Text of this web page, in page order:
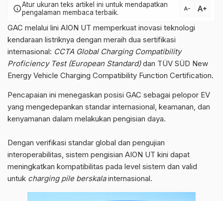
infoAtur ukuran teks artikel ini untuk mendapatkan
pengalaman membaca terbaik.
text_decrease text_increase
GAC melalui lini AION UT memperkuat inovasi teknologi
kendaraan listriknya dengan meraih dua sertifikasi
internasional: CCTA Global Charging Compatibility
Proficiency Test (European Standard)dan TÜV SÜD New
Energy Vehicle Charging Compatibility Function Certification.
Pencapaian ini menegaskan posisi GAC sebagai pelopor EV
yang mengedepankan standar internasional, keamanan, dan
kenyamanan dalam melakukan pengisian daya.
Dengan verifikasi standar global dan pengujian
interoperabilitas, sistem pengisian AION UT kini dapat
meningkatkan kompatibilitas pada level sistem dan valid
untuk charging pile berskalainternasional.